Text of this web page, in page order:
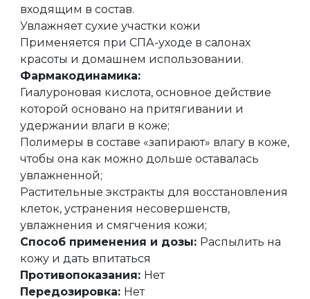
входящим в состав.
Увлажняет сухие участки кожи
Применяется при СПА-уходе в салонах
красоты и домашнем использовании.
Фармакодинамика:
Гиалуроновая кислота, основное действие
которой основано на притягивании и
удержании влаги в коже;
Полимеры в составе «запирают» влагу в коже,
чтобы она как можно дольше оставалась
увлажненной;
Растительные экстракты для восстановления
клеток, устранения несовершенств,
увлажнения и смягчения кожи;
Способ применения и дозы: Распылить на
кожу и дать впитаться
Противопоказания: Нет
Передозировка: Нет